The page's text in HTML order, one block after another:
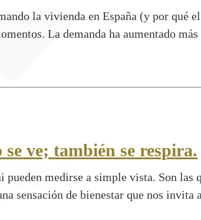
ACABADOS
la vivienda en España (y por qué
La demanda ha aumentado
ve; también se respira.
pueden medirse a simple vista. Son
sensación de bienestar que nos